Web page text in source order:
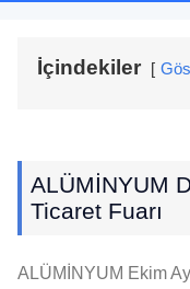
İçindekiler
ALÜMİNYUM
Ticaret Fuarı
ALÜMİNYUM Ekim